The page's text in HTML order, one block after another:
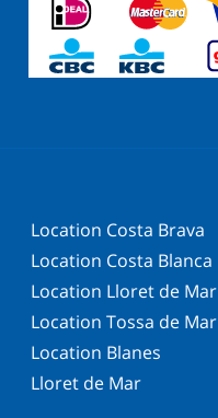
Location Costa Brava
Location Costa Blanca
Location Lloret de Mar
Location Tossa de Mar
Location Blanes
Lloret de Mar